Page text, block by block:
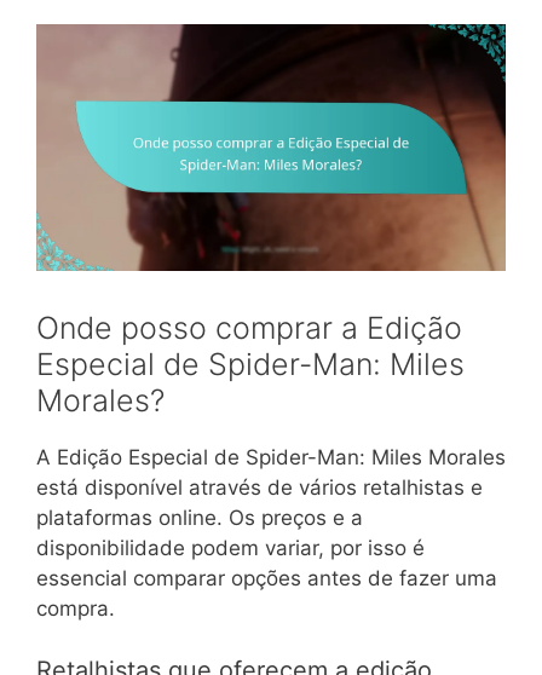
Onde posso comprar a Edição
Especial de Spider-Man: Miles
Morales?
A Edição Especial de Spider-Man: Miles Morales
está disponível através de vários retalhistas e
plataformas online. Os preços e a
disponibilidade podem variar, por isso é
essencial comparar opções antes de fazer uma
compra.